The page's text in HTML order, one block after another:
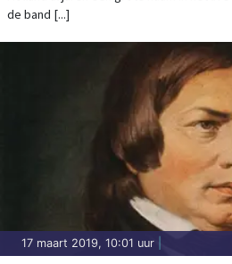
de band [...]
17 maart 2019, 10:01 uur